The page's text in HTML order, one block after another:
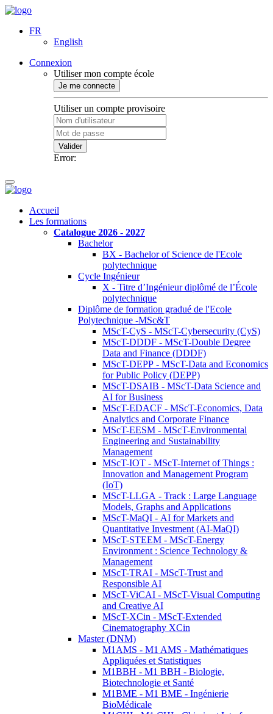
FR
English
Connexion
Utiliser mon compte école
Je me connecte
Utiliser un compte provisoire
Valider
Error:
Accueil
Les formations
Catalogue 2026 - 2027
Bachelor
BX - Bachelor of Science de l'Ecole
polytechnique
Cycle Ingénieur
X - Titre d’Ingénieur diplômé de l’École
polytechnique
Diplôme de formation gradué de l'Ecole
Polytechnique -MSc&T
MScT-CyS - MScT-Cybersecurity (CyS)
MScT-DDDF - MScT-Double Degree
Data and Finance (DDDF)
MScT-DEPP - MScT-Data and Economics
for Public Policy (DEPP)
MScT-DSAIB - MScT-Data Science and
AI for Business
MScT-EDACF - MScT-Economics, Data
Analytics and Corporate Finance
MScT-EESM - MScT-Environmental
Engineering and Sustainability
Management
MScT-IOT - MScT-Internet of Things :
Innovation and Management Program
(IoT)
MScT-LLGA - Track : Large Language
Models, Graphs and Applications
MScT-MaQI - AI for Markets and
Quantitative Investment (AI-MaQI)
MScT-STEEM - MScT-Energy
Environment : Science Technology &
Management
MScT-TRAI - MScT-Trust and
Responsible AI
MScT-ViCAI - MScT-Visual Computing
and Creative AI
MScT-XCin - MScT-Extended
Cinematography XCin
Master (DNM)
M1AMS - M1 AMS - Mathématiques
Appliquées et Statistiques
M1BBH - M1 BBH - Biologie,
Biotechnologie et Santé
M1BME - M1 BME - Ingénierie
BioMédicale